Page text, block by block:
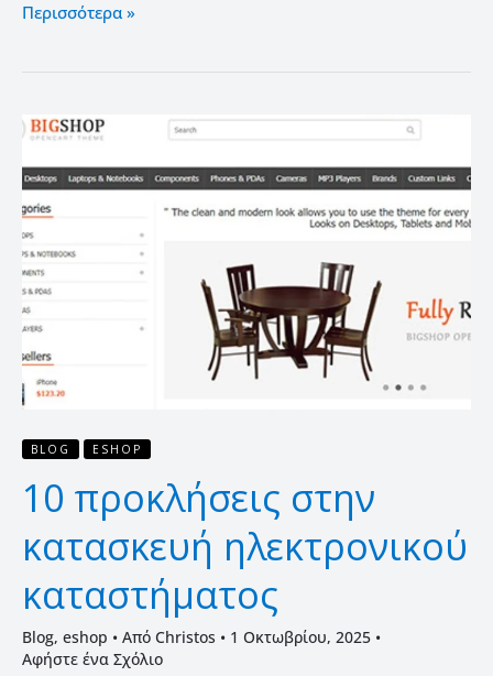
Περισσότερα »
BLOG ESHOP
10 προκλήσεις στην
κατασκευή ηλεκτρονικού
καταστήματος
Blog, eshop • Από Christos • 1 Οκτωβρίου, 2025 •
Αφήστε ένα Σχόλιο
10
στην
κατασκευή
ηλεκτρονικού
καταστήματος